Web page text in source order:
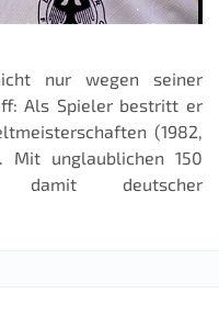
nur wegen seiner
Als Spieler bestritt er
(1982,
Mit unglaublichen 150
deutscher